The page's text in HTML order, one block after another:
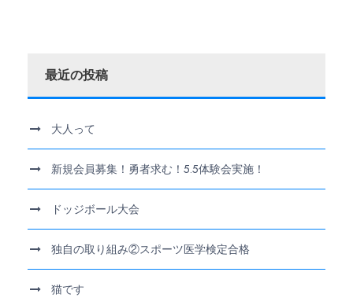
最近の投稿
大人って
新規会員募集！勇者求む！5.5体験会実施！
ドッジボール大会
独自の取り組み②スポーツ医学検定合格
猫です